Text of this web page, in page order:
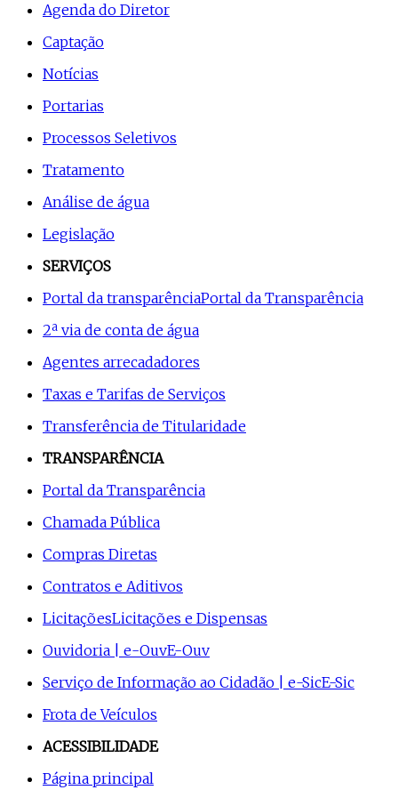
Agenda do Diretor
Captação
Notícias
Portarias
Processos Seletivos
Tratamento
Análise de água
Legislação
SERVIÇOS
Portal da transparênciaPortal da Transparência
2ª via de conta de água
Agentes arrecadadores
Taxas e Tarifas de Serviços
Transferência de Titularidade
TRANSPARÊNCIA
Portal da Transparência
Chamada Pública
Compras Diretas
Contratos e Aditivos
LicitaçõesLicitações e Dispensas
Ouvidoria | e-OuvE-Ouv
Serviço de Informação ao Cidadão | e-SicE-Sic
Frota de Veículos
ACESSIBILIDADE
Página principal